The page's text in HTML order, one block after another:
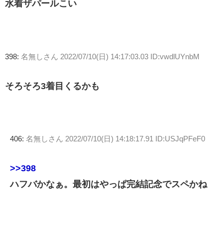
水着ザパールこい
398: 名無しさん 2022/07/10(日) 14:17:03.03 ID:vwdlUYnbM
そろそろ3着目くるかも
406: 名無しさん 2022/07/10(日) 14:18:17.91 ID:USJqPFeF0
>>398
ハフバかなぁ。最初はやっぱ完結記念でスペかね